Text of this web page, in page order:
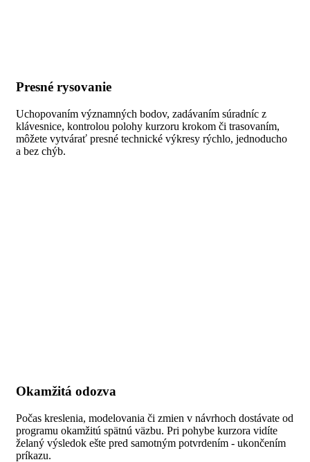
Presné rysovanie
Uchopovaním významných bodov, zadávaním súradníc z
klávesnice, kontrolou polohy kurzoru krokom či trasovaním,
môžete vytvárať presné technické výkresy rýchlo, jednoducho
a bez chýb.
Okamžitá odozva
Počas kreslenia, modelovania či zmien v návrhoch dostávate od
programu okamžitú spätnú väzbu. Pri pohybe kurzora vidíte
želaný výsledok ešte pred samotným potvrdením - ukončením
príkazu.